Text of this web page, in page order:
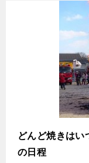
どんど焼きはい
の日程